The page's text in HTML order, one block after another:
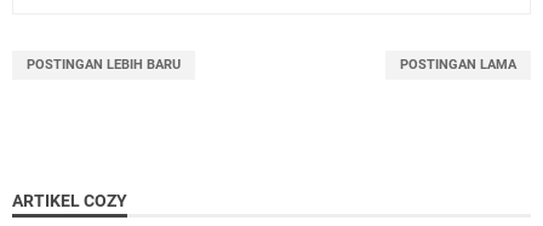
POSTINGAN LEBIH BARU POSTINGAN LAMA
ARTIKEL COZY